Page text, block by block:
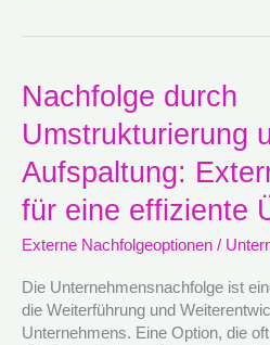
Nachfolge durch
Umstrukturierung
Aufspaltung:
für eine effiziente
Externe Nachfolgeoptionen /
Die Unternehmensnachfolge ist
die Weiterführung und
Unternehmens. Eine Option, die
Nachfolge
durch
Umstrukturierung
Aufspaltung:
Externe
Optionen
für
effiziente
Übergabe